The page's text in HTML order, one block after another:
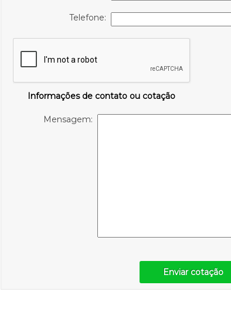
Telefone:
Informações de contato ou cotação
Mensagem:
Enviar cotação